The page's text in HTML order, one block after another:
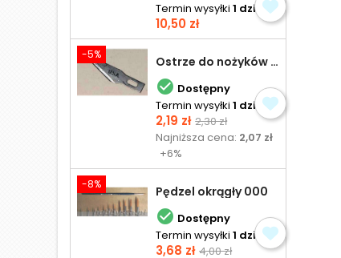
Termin wysyłki 1 dzień
Cena
10,50 zł
-5% Ostrze do nożyków Excel
 Dostępny
Termin wysyłki 1 dzień
Cena
2,19 zł Cena
podstawowa
2,30 zł
Najniższa cena: 2,07 zł
+6%
-8% Pędzel okrągły 000
 Dostępny
Termin wysyłki 1 dzień
Cena
3,68 zł Cena
4,00 zł